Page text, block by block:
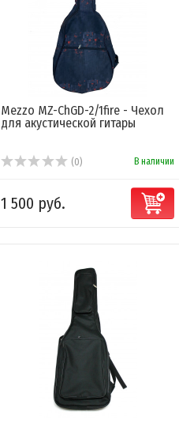
Mezzo MZ-ChGD-2/1fire - Чехол
для акустической гитары
(0) В наличии
1 500 руб.